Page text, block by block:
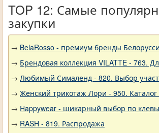
TOP 12: Самые
закупки
→ BelaRosso - премиум бренды
→ Брендовая коллекция VILATTE - 763.
→ Любимый Сималенд - 820. Выбор
→ Женский трикотаж Лори - 950.
→ Нappywear - шикарный выбор по
→ RASH - 819. Распродажа